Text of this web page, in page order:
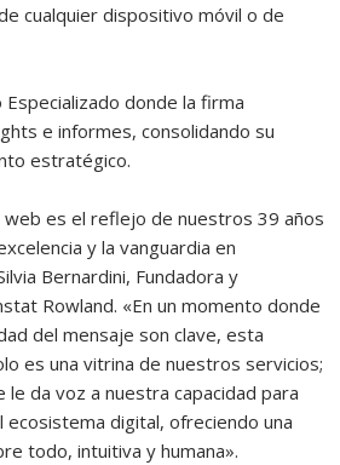
cualquier dispositivo móvil o de
donde la firma
e informes, consolidando su
estratégico.
web es el reflejo de nuestros 39 años
y la vanguardia en
Bernardini, Fundadora y
Rowland. «En un momento donde
del mensaje son clave, esta
es una vitrina de nuestros servicios;
le da voz a nuestra capacidad para
digital, ofreciendo una
todo, intuitiva y humana».